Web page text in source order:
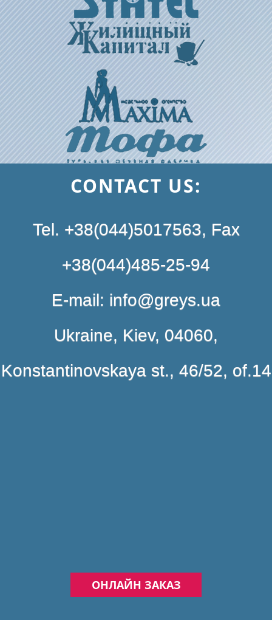
CONTACT US:
Tel. +38(044)5017563, Fax
+38(044)485-25-94
E-mail: info@greys.ua
Ukraine, Kiev, 04060,
Konstantinovskaya st., 46/52, of.14
ОНЛАЙН ЗАКАЗ